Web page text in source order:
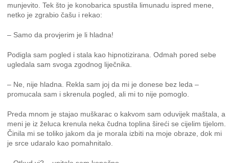
munjevito. Tek što je konobarica spustila limunadu ispred mene,
netko je zgrabio čašu i rekao:
– Samo da provjerim je li hladna!
Podigla sam pogled i stala kao hipnotizirana. Odmah pored sebe
ugledala sam svoga zgodnog liječnika.
– Ne, nije hladna. Rekla sam joj da mi je donese bez leda –
promucala sam i skrenula pogled, ali mi to nije pomoglo.
Preda mnom je stajao muškarac o kakvom sam oduvijek maštala, a
meni je iz želuca krenula neka čudna toplina šireći se cijelim tijelom.
Činila mi se toliko jakom da je morala izbiti na moje obraze, dok mi
je srce udaralo kao pomahnitalo.